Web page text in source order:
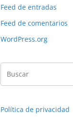
Feed de entradas
Feed de comentarios
WordPress.org
Política de privacidad